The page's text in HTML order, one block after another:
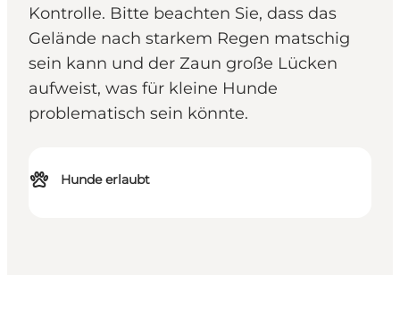
Kontrolle. Bitte beachten Sie, dass das
Gelände nach starkem Regen matschig
sein kann und der Zaun große Lücken
aufweist, was für kleine Hunde
problematisch sein könnte.
Hunde erlaubt